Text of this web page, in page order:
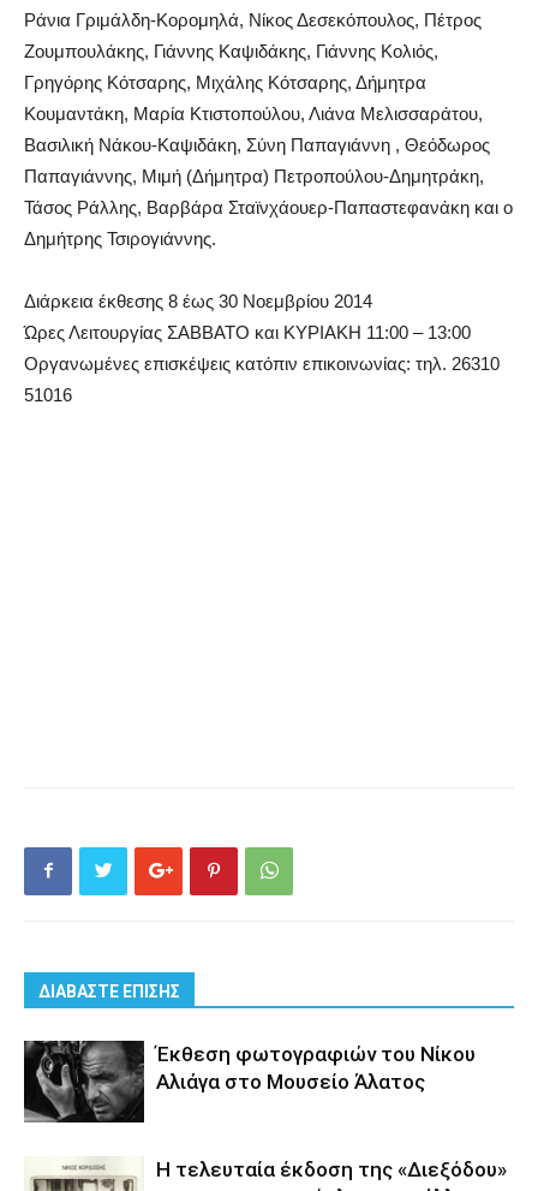
Ράνια Γριμάλδη-Κορομηλά, Νίκος Δεσεκόπουλος, Πέτρος
Ζουμπουλάκης, Γιάννης Καψιδάκης, Γιάννης Κολιός,
Γρηγόρης Κότσαρης, Μιχάλης Κότσαρης, Δήμητρα
Κουμαντάκη, Μαρία Κτιστοπούλου, Λιάνα Μελισσαράτου,
Βασιλική Νάκου-Καψιδάκη, Σύνη Παπαγιάννη , Θεόδωρος
Παπαγιάννης, Μιμή (Δήμητρα) Πετροπούλου-Δημητράκη,
Τάσος Ράλλης, Βαρβάρα Σταϊνχάουερ-Παπαστεφανάκη και ο
Δημήτρης Τσιρογιάννης.
Διάρκεια έκθεσης 8 έως 30 Νοεμβρίου 2014
Ώρες Λειτουργίας ΣΑΒΒΑΤΟ και ΚΥΡΙΑΚΗ 11:00 – 13:00
Οργανωμένες επισκέψεις κατόπιν επικοινωνίας: τηλ. 26310
51016
ΔΙΑΒΑΣΤΕ ΕΠΙΣΗΣ
Έκθεση φωτογραφιών του Νίκου
Αλιάγα στο Μουσείο Άλατος
Η τελευταία έκδοση της «Διεξόδου»